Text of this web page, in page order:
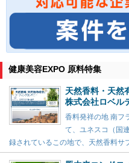
健康美容EXPO 原料特集
天然香料・天然
株式会社ロベル
香料発祥の地 南フ
て、ユネスコ（国
録されているこの地で、天然香料サ